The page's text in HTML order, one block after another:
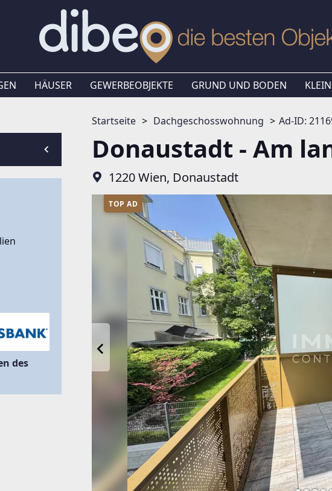
HÄUSER GEWERBEOBJEKTE GRUND UND BODEN
Startseite Dachgeschosswohnung Ad-ID:
Donaustadt - Am
1220 Wien, Donaustadt
TOP AD
des